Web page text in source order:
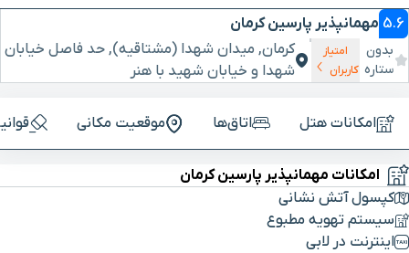
5.6 مهمانپذیر پارسین کرمان
بدون
ستاره
امتیاز
کاربران
کرمان, میدان شهدا (مشتاقیه), حد فاصل خیابان
شهدا و خیابان شهید با هنر
امکانات هتل اتاق‌ها موقعیت مکانی
امکانات مهمانپذیر پارسین کرمان
کپسول آتش نشانی
سیستم تهویه مطبوع
اینترنت در لابی